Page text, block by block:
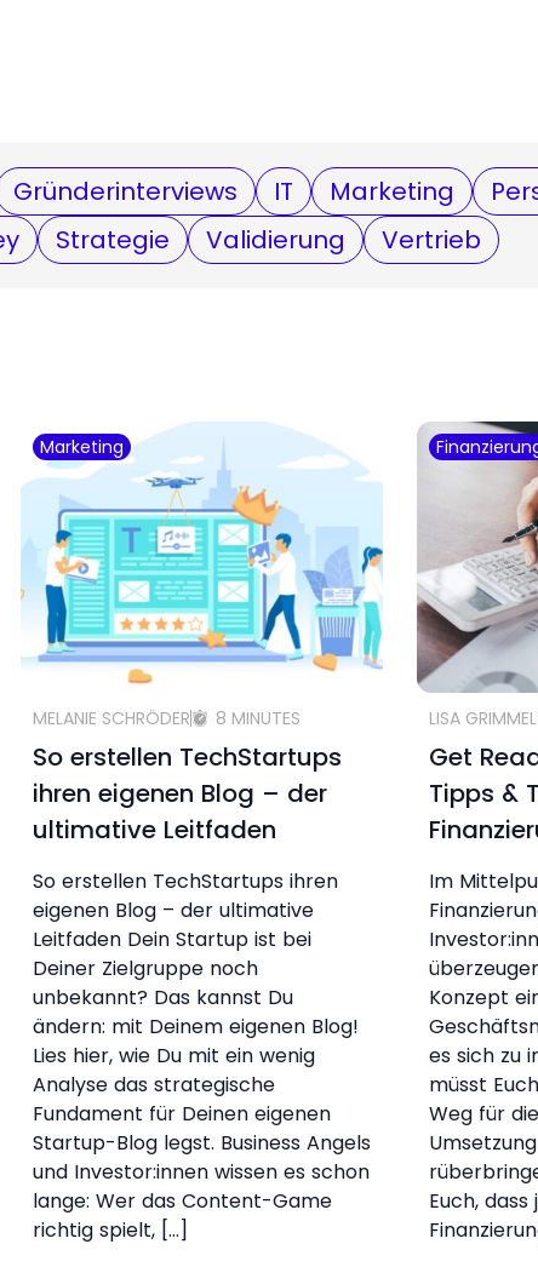
Gründerinterviews IT Marketing
Strategie Validierung Vertrieb
Marketing
MELANIE SCHRÖDER 8 MINUTES
So erstellen TechStartups
ihren eigenen Blog – der
ultimative Leitfaden
So erstellen TechStartups ihren
eigenen Blog – der ultimative
Leitfaden Dein Startup ist bei
Deiner Zielgruppe noch
unbekannt? Das kannst Du
ändern: mit Deinem eigenen Blog!
Lies hier, wie Du mit ein wenig
Analyse das strategische
Fundament für Deinen eigenen
Startup-Blog legst. Business Angels
und Investor:innen wissen es schon
lange: Wer das Content-Game
richtig spielt, […]
LISA
Get
Tipps &
Im
Konzept
es sich zu
müsst
Weg für
Euch,